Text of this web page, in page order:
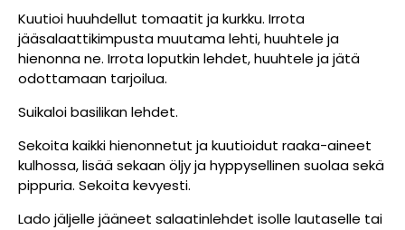
Kuutioi huuhdellut tomaatit ja kurkku. Irrota
jääsalaattikimpusta muutama lehti, huuhtele ja
hienonna ne. Irrota loputkin lehdet, huuhtele ja jätä
odottamaan tarjoilua.
Suikaloi basilikan lehdet.
Sekoita kaikki hienonnetut ja kuutioidut raaka-aineet
kulhossa, lisää sekaan öljy ja hyppysellinen suolaa sekä
pippuria. Sekoita kevyesti.
Lado jäljelle jääneet salaatinlehdet isolle lautaselle tai